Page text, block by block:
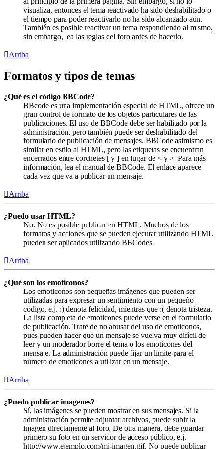
visualiza, entonces el tema reactivado ha sido deshabilitado o
el tiempo para poder reactivarlo no ha sido alcanzado aún.
También es posible reactivar un tema respondiendo al mismo,
sin embargo, lea las reglas del foro antes de hacerlo.
Arriba
Formatos y tipos de temas
¿Qué es el código BBCode?
BBcode es una implementación especial de HTML, ofrece un
gran control de formato de los objetos particulares de las
publicaciones. El uso de BBCode debe ser habilitado por la
administración, pero también puede ser deshabilitado del
formulario de publicación de mensajes. BBCode asimismo es
similar en estilo al HTML, pero las etiquetas se encuentran
encerrados entre corchetes [ y ] en lugar de < y >. Para más
información, lea el manual de BBCode. El enlace aparece
cada vez que va a publicar un mensaje.
Arriba
¿Puedo usar HTML?
No. No es posible publicar en HTML. Muchos de los
formatos y acciones que se pueden ejecutar utilizando HTML
pueden ser aplicados utilizando BBCodes.
Arriba
¿Qué son los emoticonos?
Los emoticonos son pequeñas imágenes que pueden ser
utilizadas para expresar un sentimiento con un pequeño
código, e.j. :) denota felicidad, mientras que :( denota tristeza.
La lista completa de emoticones puede verse en el formulario
de publicación. Trate de no abusar del uso de emoticonos,
pues pueden hacer que un mensaje se vuelva muy difícil de
leer y un moderador borre el tema o los emoticones del
mensaje. La administración puede fijar un límite para el
número de emoticones a utilizar en un mensaje.
Arriba
¿Puedo publicar imagenes?
Sí, las imágenes se pueden mostrar en sus mensajes. Si la
administración permite adjuntar archivos, puede subir la
imagen directamente al foro. De otra manera, debe guardar
primero su foto en un servidor de acceso público, e.j.
http://www.ejemplo.com/mi-imagen.gif. No puede publicar